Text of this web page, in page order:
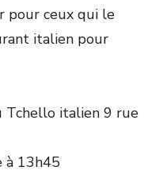
pour ceux qui le
italien pour
Tchello italien 9 rue
à 13h45